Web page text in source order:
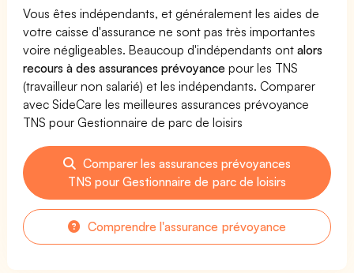
Vous êtes indépendants, et généralement les aides de
votre caisse d'assurance ne sont pas très importantes
voire négligeables. Beaucoup d'indépendants ontalors
recours à des assurances prévoyance pour les TNS
(travailleur non salarié) et les indépendants. Comparer
avec SideCare les meilleures assurances prévoyance
TNS pour Gestionnaire de parc de loisirs
Comparer les assurances prévoyances
TNS pour Gestionnaire de parc de loisirs
Comprendre l'assurance prévoyance